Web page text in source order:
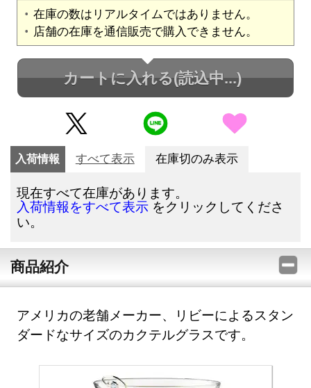
在庫の数はリアルタイムではありません。
店舗の在庫を通信販売で購入できません。
カートに入れる(読込中...)
入荷情報 すべて表示 在庫切のみ表示
現在すべて在庫があります。
入荷情報をすべて表示 をクリックしてくださ
い。
商品紹介
アメリカの老舗メーカー、リビーによるスタン
ダードなサイズのカクテルグラスです。